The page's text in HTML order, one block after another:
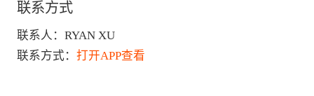
联系方式
联系人： RYAN XU
联系方式： 打开APP查看